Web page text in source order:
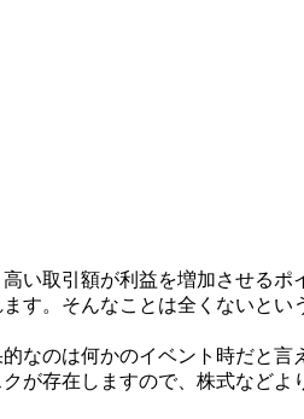
い取引額が利益を増加させるポ
す。そんなことは全くないとい
なのは何かのイベント時だと言
が存在しますので、株式などよ